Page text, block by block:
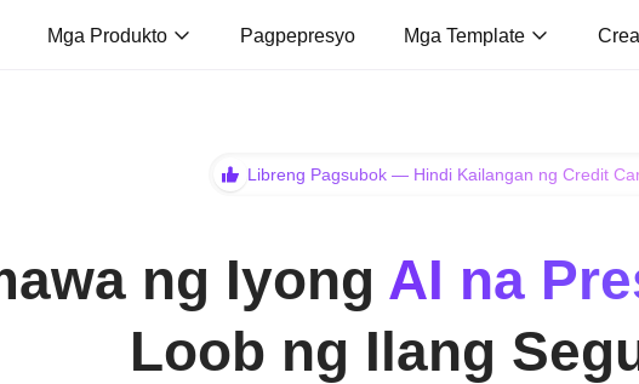
Mga Produkto Pagpepresyo Mga Template
Libreng Pagsubok — Hindi Kailangan ng Credit
ng Iyong AI na
Loob ng Ilang